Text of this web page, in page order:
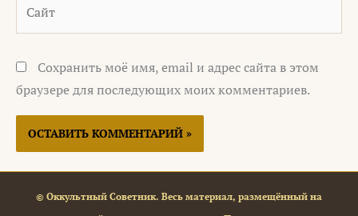
Сохранить моё имя, email и адрес сайта в этом
браузере для последующих моих комментариев.
© Оккультный Советник. Весь материал, размещённый на